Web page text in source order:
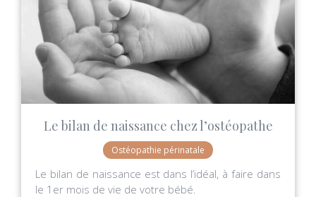
Le bilan de naissance chez l’ostéopathe
Ostéopathie périnatale
Le bilan de naissance est dans l’idéal, à faire dans
le 1er mois de vie de votre bébé.